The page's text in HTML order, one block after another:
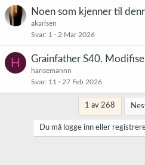
Noen som kjenner til
akarlsen
Svar 1 2 Mar 2026
H Grainfather S40.
hansemannn
Svar 11 27 Feb 2026
1 av 268
Du må logge inn eller